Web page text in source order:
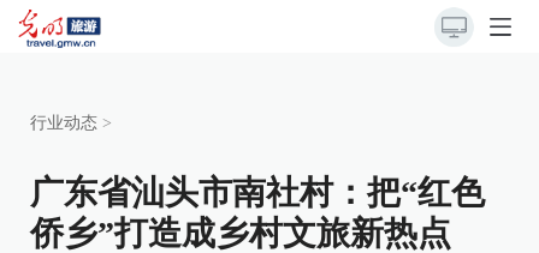
行业动态 >
广东省汕头市南社村：把“红色
侨乡”打造成乡村文旅新热点